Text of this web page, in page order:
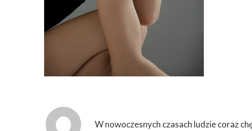
W nowoczesnych czasach ludzie coraz